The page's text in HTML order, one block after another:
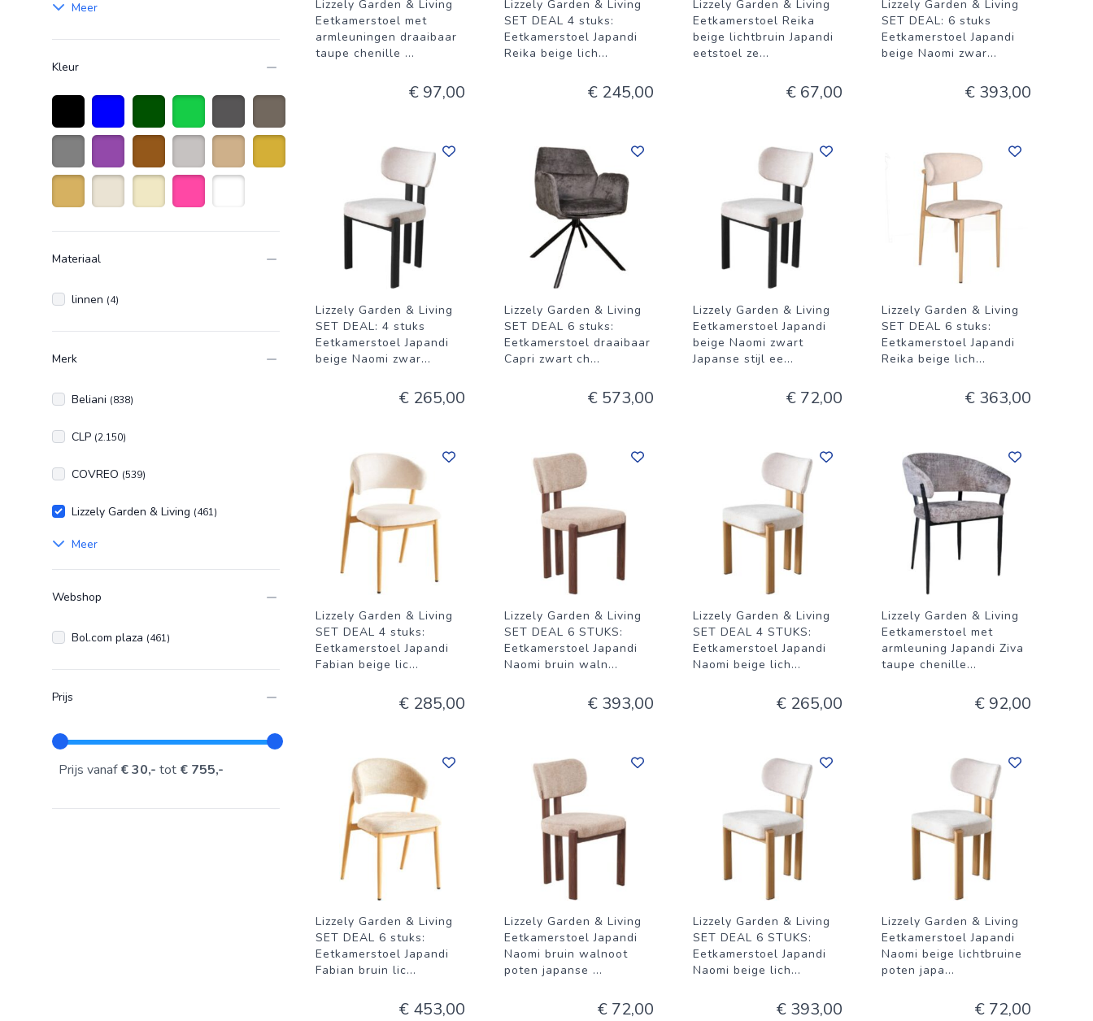
Meer
Kleur
Zwart Blauw donkergroen
Groen Antraciet grijs
taupe
Grijs Paars Bruin Licht grijsZandkleurig
Materiaal
linnen (4)
Merk
Beliani (838)
CLP (2.150)
COVREO (539)
Lizzely Garden & Living (461)
Meer
Webshop
Bol.com plaza (461)
Prijs
Prijs vanaf€ 30,- tot € 755,-
Lizzely Garden & Living
Eetkamerstoel met
armleuningen draaibaar
taupe chenille ...
€ 97,00
Lizzely Garden & Living
SET DEAL 4 stuks:
Eetkamerstoel Japandi
Reika beige lich...
€ 245,00
Lizzely Garden & Living
Eetkamerstoel Reika
beige lichtbruin Japandi
eetstoel ze...
€ 67,00
Lizzely Garden & Living
SET DEAL: 6 stuks
Eetkamerstoel Japandi
beige Naomi zwar...
€ 393,00
Lizzely Garden & Living
SET DEAL: 4 stuks
Eetkamerstoel Japandi
beige Naomi zwar...
€ 265,00
Lizzely Garden & Living
SET DEAL 6 stuks:
Eetkamerstoel draaibaar
Capri zwart ch...
€ 573,00
Lizzely Garden & Living
Eetkamerstoel Japandi
beige Naomi zwart
Japanse stijl ee...
€ 72,00
Lizzely Garden & Living
SET DEAL 6 stuks:
Eetkamerstoel Japandi
Reika beige lich...
€ 363,00
Lizzely Garden & Living
SET DEAL 4 stuks:
Eetkamerstoel Japandi
Fabian beige lic...
€ 285,00
Lizzely Garden & Living
SET DEAL 6 STUKS:
Eetkamerstoel Japandi
Naomi bruin waln...
€ 393,00
Lizzely Garden & Living
SET DEAL 4 STUKS:
Eetkamerstoel Japandi
Naomi beige lich...
€ 265,00
Lizzely Garden & Living
Eetkamerstoel met
armleuning Japandi Ziva
taupe chenille...
€ 92,00
Lizzely Garden & Living
SET DEAL 6 stuks:
Eetkamerstoel Japandi
Fabian bruin lic...
€ 453,00
Lizzely Garden & Living
Eetkamerstoel Japandi
Naomi bruin walnoot
poten japanse ...
€ 72,00
Lizzely Garden & Living
SET DEAL 6 STUKS:
Eetkamerstoel Japandi
Naomi beige lich...
€ 393,00
Lizzely Garden & Living
Eetkamerstoel Japandi
Naomi beige lichtbruine
poten japa...
€ 72,00